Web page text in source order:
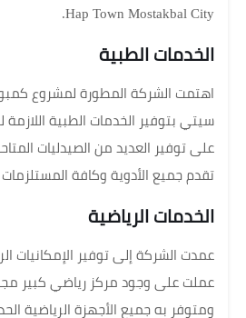
Hap Town Mostakbal City.
الخدمات الطبية
اهتمت الشركة المطورة لمشروع
سيتي بتوفير الخدمات الطبية
على توفير العديد من الصيدليات
تقدم جميع الأدوية وكافة المستلزمات
الخدمات الرياضية
عمدت الشركة إلى توفير الإمكانيات
عملت على وجود مركز رياضي كبير
ومتوفر به جميع الأجهزة الرياضية